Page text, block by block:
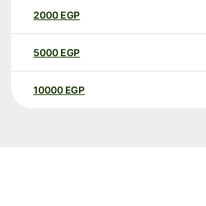
2000 EGP
5000 EGP
10000 EGP